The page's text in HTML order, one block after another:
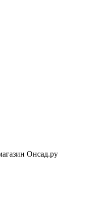
Онсад.ру